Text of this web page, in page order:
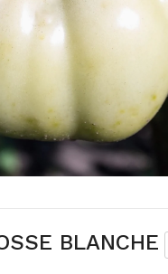
BLANCHE